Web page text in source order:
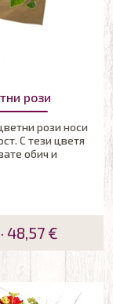
рози
рози носи
С тези цветя
обич и
48,57 €